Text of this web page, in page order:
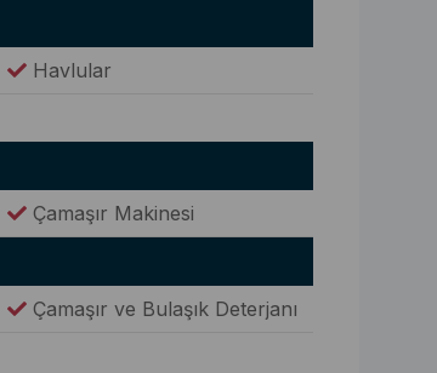
Havlular
Çamaşır Makinesi
Çamaşır ve Bulaşık Deterjanı